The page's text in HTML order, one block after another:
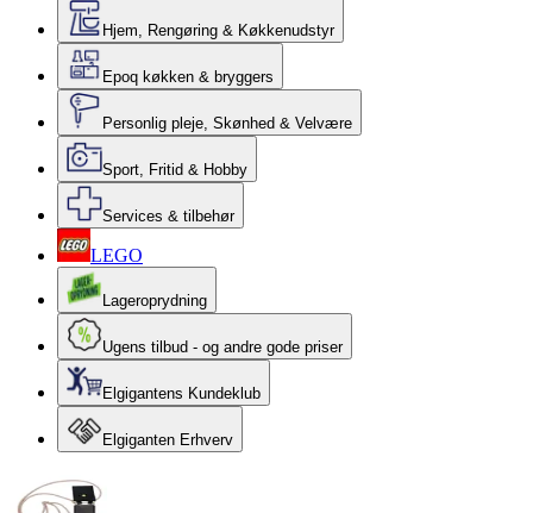
Hjem, Rengøring & Køkkenudstyr
Epoq køkken & bryggers
Personlig pleje, Skønhed & Velvære
Sport, Fritid & Hobby
Services & tilbehør
LEGO
Lageroprydning
Ugens tilbud - og andre gode priser
Elgigantens Kundeklub
Elgiganten Erhverv